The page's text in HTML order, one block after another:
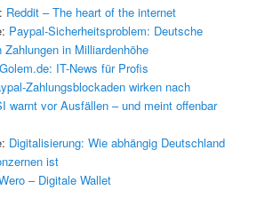
Reddit – The heart of the internet
Paypal-Sicherheitsproblem: Deutsche
Zahlungen in Milliardenhöhe
Golem.de: IT-News für Profis
Zahlungsblockaden wirken nach
warnt vor Ausfällen – und meint offenbar
Digitalisierung: Wie abhängig Deutschland
ist
– Digitale Wallet